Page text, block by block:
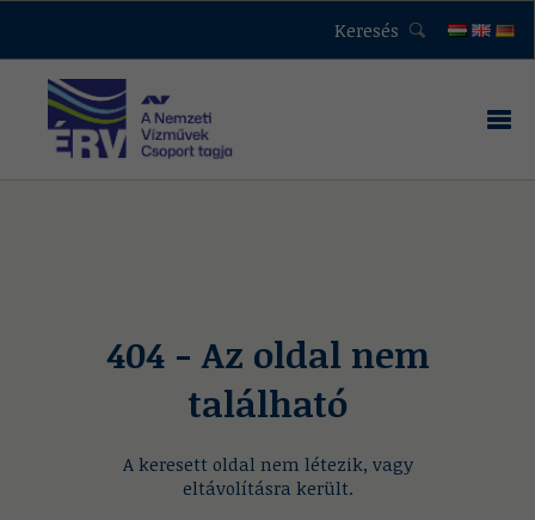
Keresés
404 - Az oldal nem
található
A keresett oldal nem létezik, vagy
eltávolításra került.